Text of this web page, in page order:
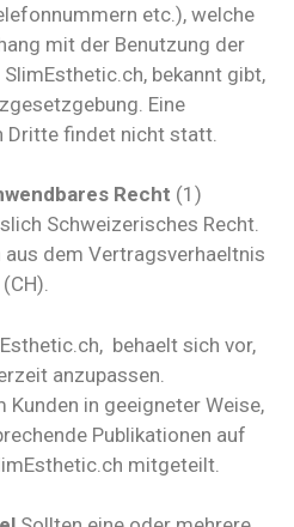
etc.), welche
mit der Benutzung der
bekannt gibt,
Eine
Dritte findet nicht statt.
Recht (1)
Schweizerisches Recht.
dem Vertragsverhaeltnis
behaelt sich vor,
anzupassen.
Kunden in geeigneter Weise,
Publikationen auf
mitgeteilt.